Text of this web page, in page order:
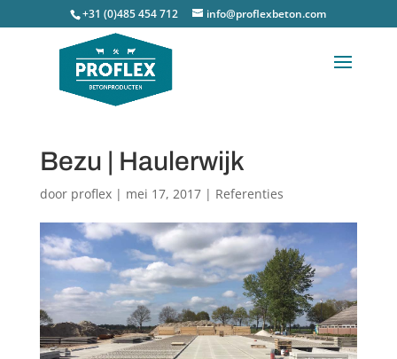
+31 (0)485 454 712 info@proflexbeton.com
Bezu | Haulerwijk
door proflex| mei 17, 2017| Referenties